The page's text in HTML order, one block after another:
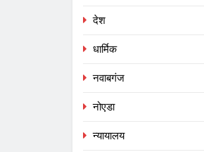
देश
धार्मिक
नवाबगंज
नोएडा
न्यायालय